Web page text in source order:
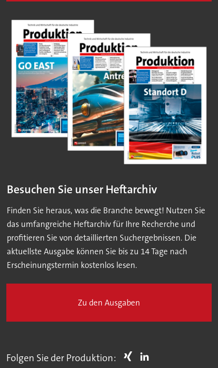
Besuchen Sie unser Heftarchiv
Finden Sie heraus, was die Branche bewegt! Nutzen Sie
das umfangreiche Heftarchiv für Ihre Recherche und
profitieren Sie von detaillierten Suchergebnissen. Die
aktuellste Ausgabe können Sie bis zu 14 Tage nach
Erscheinungstermin kostenlos lesen.
Zu den Ausgaben
Folgen Sie der Produktion: